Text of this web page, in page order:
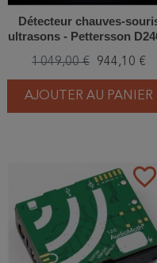
Détecteur chauves-
ultrasons - Pettersson
1 049,00 € 944,10 €
AJOUTER AU PANIER
favorite_border